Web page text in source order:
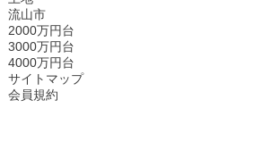
流山市
2000万円台
3000万円台
4000万円台
サイトマップ
会員規約